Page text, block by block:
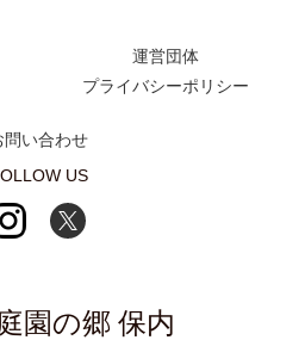
運営団体
プライバシーポリシー
問い合わせ
US
園の郷 保内